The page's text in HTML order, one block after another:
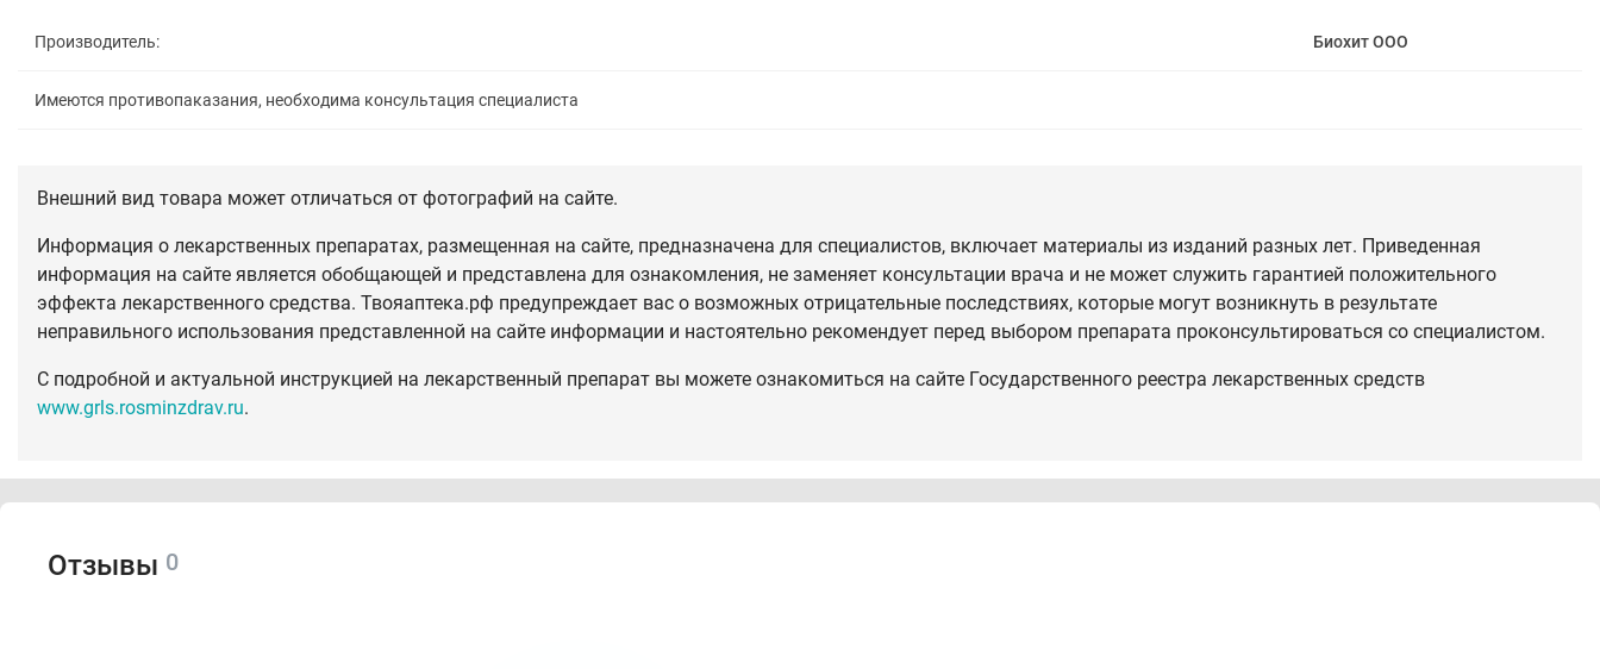
Производитель: Биохит ООО
Имеются противопаказания, необходима консультация специалиста
Внешний вид товара может отличаться от фотографий на сайте.
Информация о лекарственных препаратах, размещенная на сайте, предназначена для специалистов, включает материалы из изданий разных лет. Приведенная
информация на сайте является обобщающей и представлена для ознакомления, не заменяет консультации врача и не может служить гарантией положительного
эффекта лекарственного средства. Твояаптека.рф предупреждает вас о возможных отрицательные последствиях, которые могут возникнуть в результате
неправильного использования представленной на сайте информации и настоятельно рекомендует перед выбором препарата проконсультироваться со специалистом.
С подробной и актуальной инструкцией на лекарственный препарат вы можете ознакомиться на сайте Государственного реестра лекарственных средств
www.grls.rosminzdrav.ru.
Отзывы 0